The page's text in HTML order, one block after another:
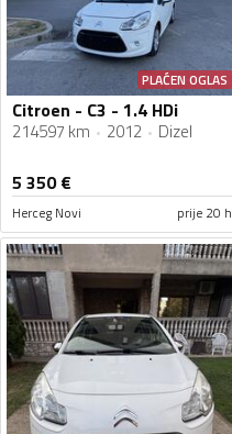
PLAĆEN OGLAS
Citroen - C3 - 1.4 HDi
214597 km 2012 Dizel
5 350€
Herceg Novi prije 20 h